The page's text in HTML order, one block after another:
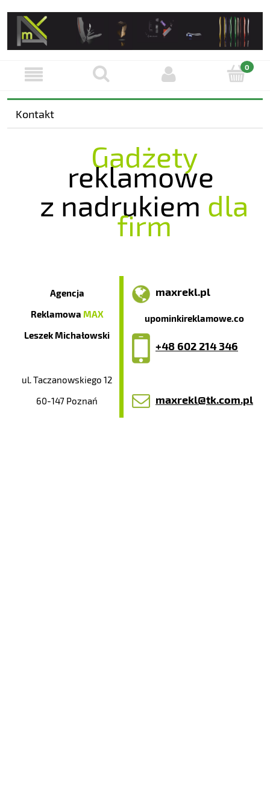
Kontakt
Gadżety
reklamowe
z nadrukiem dla
firm
Agencja
Reklamowa MAX
Leszek Michałowski
maxrekl.pl
upominkireklamowe.co
+48 602 214 346
maxrekl@tk.com.pl
ul. Taczanowskiego 12
60-147 Poznań